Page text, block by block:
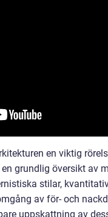
en viktig
grundlig översikt av
stilar,
av för- och
uppskattning av